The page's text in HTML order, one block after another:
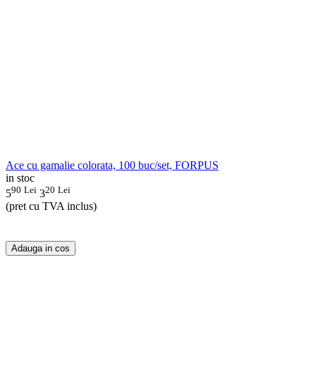
Ace cu gamalie colorata, 100 buc/set, FORPUS
in stoc
590 Lei 320 Lei
(pret cu TVA inclus)
Adauga in cos